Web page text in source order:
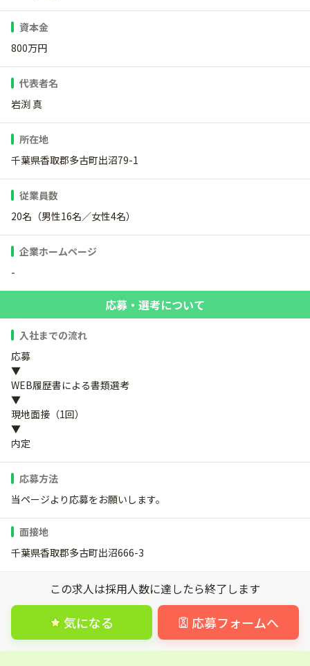
資本金
800万円
代表者名
岩渕 真
所在地
千葉県香取郡多古町出沼79-1
従業員数
20名（男性16名／女性4名）
企業ホームページ
-
応募・選考について
入社までの流れ
応募
▼
WEB履歴書による書類選考
▼
現地面接（1回）
▼
内定
応募方法
当ページより応募をお願いします。
面接地
千葉県香取郡多古町出沼666-3
この求人は採用人数に達したら終了します
気になる 応募フォームへ